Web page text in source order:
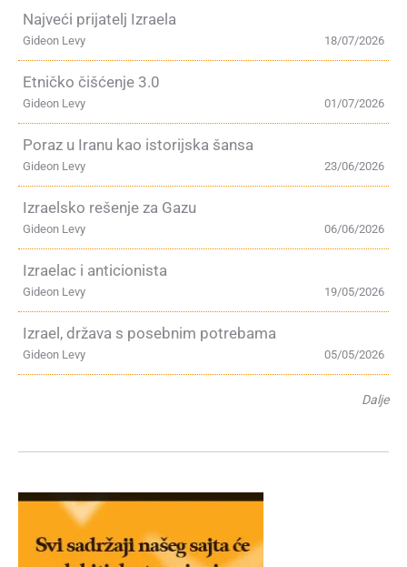
Najveći prijatelj Izraela
18/07/2026
Gideon Levy
Etničko čišćenje 3.0
01/07/2026
Gideon Levy
Poraz u Iranu kao istorijska šansa
23/06/2026
Gideon Levy
Izraelsko rešenje za Gazu
06/06/2026
Gideon Levy
Izraelac i anticionista
19/05/2026
Gideon Levy
Izrael, država s posebnim potrebama
05/05/2026
Gideon Levy
Dalje